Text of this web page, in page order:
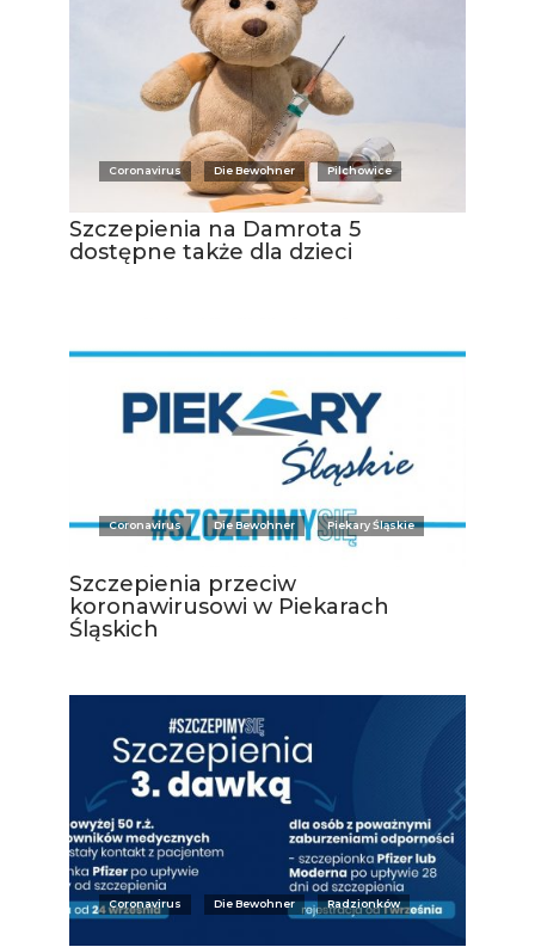
Coronavirus Die Bewohner Pilchowice
Szczepienia na Damrota 5
dostępne także dla dzieci
Coronavirus Die Bewohner Piekary Śląskie
Szczepienia przeciw
koronawirusowi w Piekarach
Śląskich
Coronavirus Die Bewohner Radzionków